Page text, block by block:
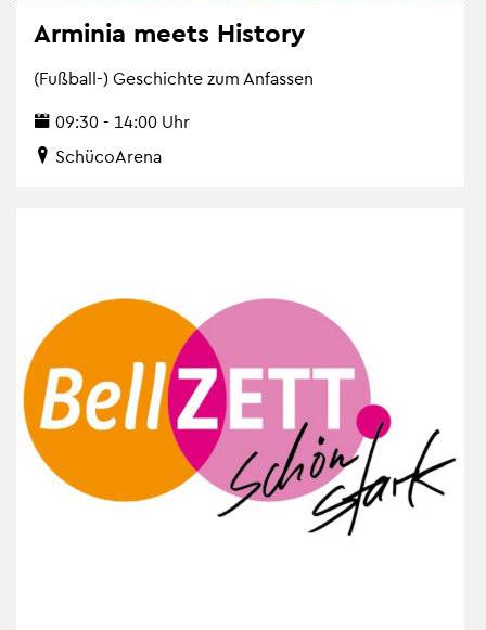
Ar­mi­nia meets His­to­ry
(Fuß­ball-) Ge­schich­te zum An­fas­sen
09:30 - 14:00 Uhr
Schü­co­Are­na